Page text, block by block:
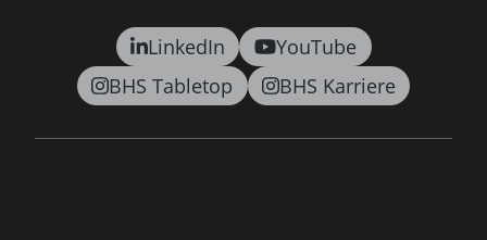
LinkedIn
YouTube
BHS Tabletop
BHS Karriere